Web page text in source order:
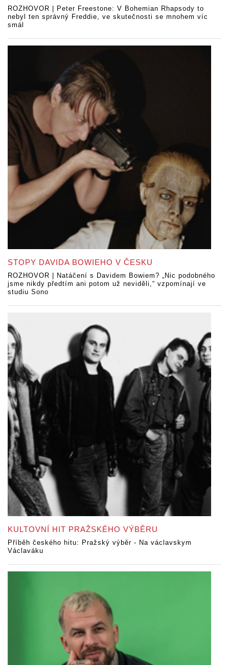
ROZHOVOR | Peter Freestone: V Bohemian Rhapsody to
nebyl ten správný Freddie, ve skutečnosti se mnohem víc
smál
STOPY DAVIDA BOWIEHO V ČESKU
ROZHOVOR | Natáčení s Davidem Bowiem? „Nic podobného
jsme nikdy předtím ani potom už neviděli,“ vzpomínají ve
studiu Sono
KULTOVNÍ HIT PRAŽSKÉHO VÝBĚRU
Příběh českého hitu: Pražský výběr - Na václavskym
Václaváku